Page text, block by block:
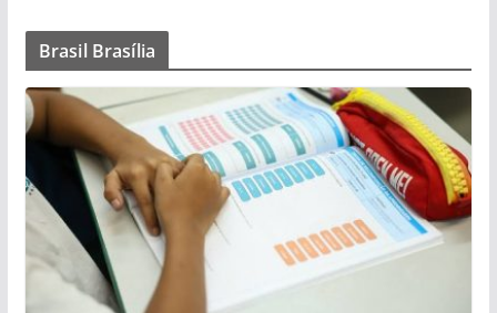
Brasil Brasília